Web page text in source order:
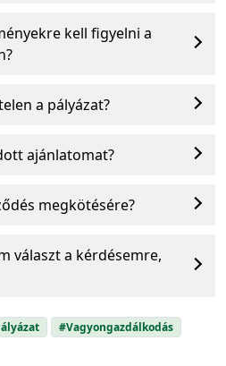
kell figyelni a
a pályázat?
ajánlatomat?
megkötésére?
választ a kérdésemre,
#Vagyongazdálkodás